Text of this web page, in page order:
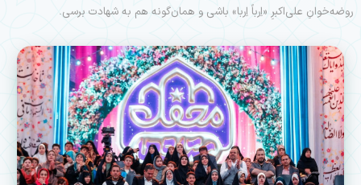
روضه‌خوانِ علی‌اکبرِ «اِرباً اِربا» باشی و همان‌گونه هم به شهادت برسی.